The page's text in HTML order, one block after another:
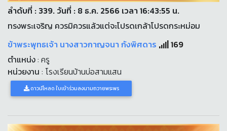
ลำดับที่ : 339. วันที่ : 8 ธ.ค. 2566 เวลา 16:43:55 น.
ทรงพระเจริญ ควรมิควรแล้วแต่จะโปรดเกล้าโปรดกระหม่อม
ข้าพระพุทธเจ้า นางสาวกาญจนา กังพิศดาร
169
ตำแหน่ง: ครู
หน่วยงาน : โรงเรียนบ้านบ่อสามแสน
ดาวน์โหลด ใบเข้าร่วมลงนามถวายพระพร